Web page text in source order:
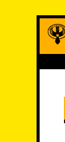
Skip
国立